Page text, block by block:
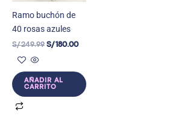
Ramo buchón de
40 rosas azules
S/249.99 S/180.00
AÑADIR AL
CARRITO